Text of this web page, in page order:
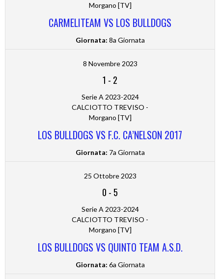
Morgano [TV]
CARMELITEAM VS LOS BULLDOGS
Giornata: 8a Giornata
8 Novembre 2023
1 - 2
Serie A 2023-2024
CALCIOTTO TREVISO -
Morgano [TV]
LOS BULLDOGS VS F.C. CA’NELSON 2017
Giornata: 7a Giornata
25 Ottobre 2023
0 - 5
Serie A 2023-2024
CALCIOTTO TREVISO -
Morgano [TV]
LOS BULLDOGS VS QUINTO TEAM A.S.D.
Giornata: 6a Giornata